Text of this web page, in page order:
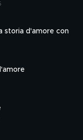
storia d'amore con